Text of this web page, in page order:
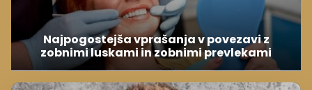
Najpogostejša vprašanja v povezavi z
zobnimi luskami in zobnimi prevlekami